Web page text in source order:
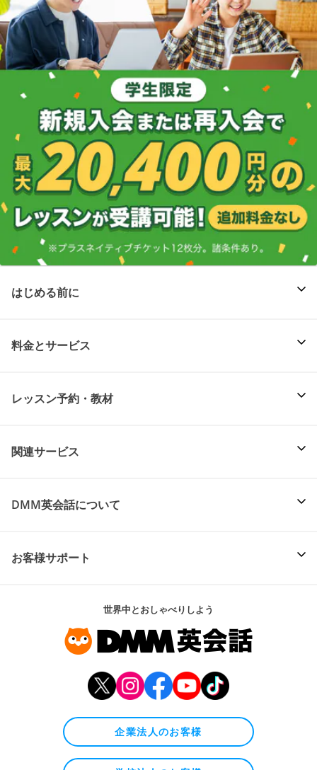
はじめる前に
料金とサービス
レッスン予約・教材
関連サービス
DMM英会話について
お客様サポート
世界中とおしゃべりしよう
企業法人のお客様